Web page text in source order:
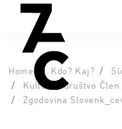
Home Kdo? Kaj?
Kulturno društvo
Zgodovina